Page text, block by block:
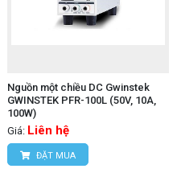
Nguồn một chiều DC Gwinstek
GWINSTEK PFR-100L (50V, 10A,
100W)
Giá: Liên hệ
ĐẶT MUA